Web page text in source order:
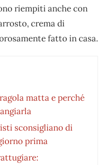
riempiti anche con
crema di
fatto in casa.
matta e perché
sconsigliano di
prima